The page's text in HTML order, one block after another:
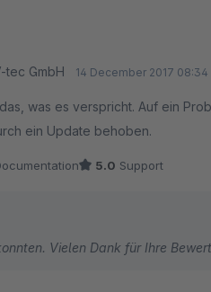
tec GmbH 14 December 2017 08:34
was es verspricht. Auf ein
ein Update behoben.
5.0 Support
Vielen Dank für Ihre